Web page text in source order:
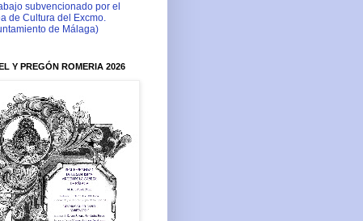
subvencionado por el
de Cultura del Excmo.
de Málaga)
Y PREGÓN ROMERIA 2026